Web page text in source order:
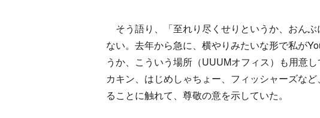
そう語り、「至れり尽くせりというか、おん
ない。去年から急に、横やりみたいな形で私が
うか、こういう場所（UUUMオフィス）も用意
カキン、はじめしゃちょー、フィッシャーズな
ることに触れて、尊敬の意を示していた。